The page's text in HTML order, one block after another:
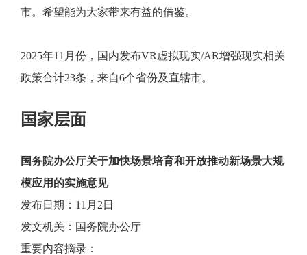
市。希望能为大家带来有益的借鉴。
2025年11月份，国内发布VR虚拟现实/AR增强现实相关
政策合计23条，来自6个省份及直辖市。
国家层面
国务院办公厅关于加快场景培育和开放推动新场景大规
模应用的实施意见
发布日期：11月2日
发文机关：国务院办公厅
重要内容摘录：